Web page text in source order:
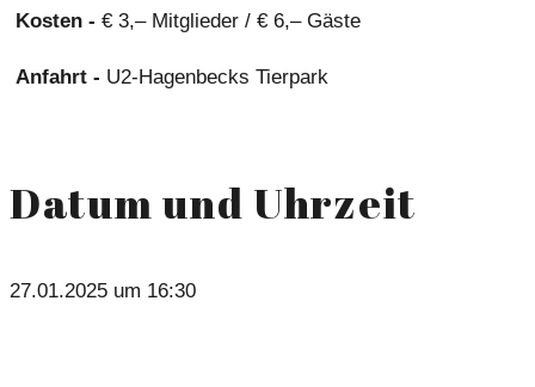
Kosten - € 3,– Mitglieder / € 6,– Gäste
Anfahrt - U2-Hagenbecks Tierpark
Datum und Uhrzeit
27.01.2025 um 16:30